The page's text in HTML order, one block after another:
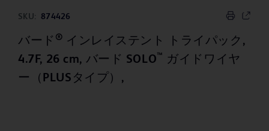
SKU: 874426
バード ® インレイステント トライパック,
4.7F, 26 cm, バード SOLO™ ガイドワイヤ
ー（PLUSタイプ）,